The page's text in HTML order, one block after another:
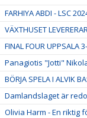
FARHIYA ABDI - LSC
VÄXTHUSET
FINAL FOUR UPPSALA
Panagiotis "Jotti"
BÖRJA SPELA I ALVIK
Damlandslaget är
Olivia Harm - En riktig